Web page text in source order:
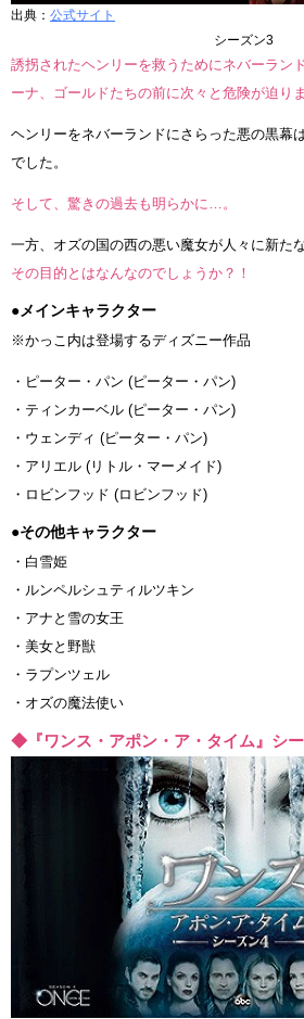
出典： 公式サイト
シーズン3
誘拐されたヘンリーを救うためにネバーラン
ーナ、ゴールドたちの前に次々と危険が迫りま
ヘンリーをネバーランドにさらった悪の黒幕
でした。
そして、驚きの過去も明らかに…。
一方、オズの国の西の悪い魔女が人々に新た
その目的とはなんなのでしょうか？！
●メインキャラクター
※かっこ内は登場するディズニー作品
・ピーター・パン (ピーター・パン)
・ティンカーベル (ピーター・パン)
・ウェンディ (ピーター・パン)
・アリエル (リトル・マーメイド)
・ロビンフッド (ロビンフッド)
●その他キャラクター
・白雪姫
・ルンペルシュティルツキン
・アナと雪の女王
・美女と野獣
・ラプンツェル
・オズの魔法使い
◆『ワンス・アポン・ア・タイム』シ